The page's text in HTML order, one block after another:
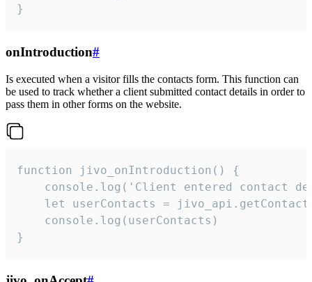
}
onIntroduction#
Is executed when a visitor fills the contacts form. This function can
be used to track whether a client submitted contact details in order to
pass them in other forms on the website.
function jivo_onIntroduction() {
console.log('Client entered contact
let userContacts =
    console.log(userContacts)
}